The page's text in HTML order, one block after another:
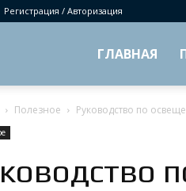
Регистрация / Авторизация
ГЛАВНАЯ
Полезное Руководство по